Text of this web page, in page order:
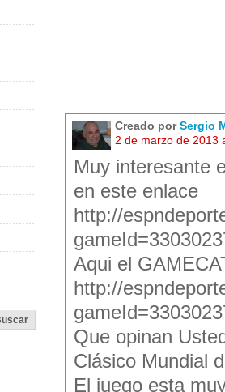
Creado porSergio
2 de marzo de 2013
Muy interesante
en este enlace
http://
Aqui el
http://
Que opinan
Clásico Mundial
El juego esta